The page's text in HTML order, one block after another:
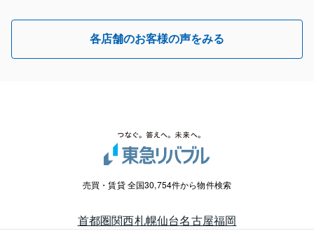
各店舗のお客様の声をみる
売買・賃貸 全国30,754件から物件検索
首都圏関西札幌仙台名古屋福岡